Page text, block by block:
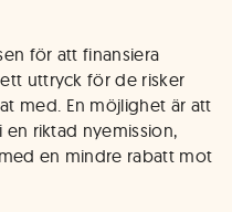
för att finansiera
ett uttryck för de risker
med. En möjlighet är att
riktad nyemission,
en mindre rabatt mot